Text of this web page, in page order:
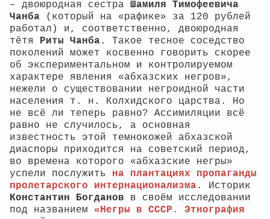
– двоюродная сестра Шамиля Тимофеевича
Чанба (который на «рафике» за 120 рублей
работал) и, соответственно, двоюродная
тётя Риты Чанба. Такое тесное соседство
поколений может косвенно говорить скорее
об экспериментальном и контролируемом
характере явления «абхазских негров»,
нежели о существовании негроидной части
населения т. н. Колхидского царства. Но
не всё ли теперь равно? Ассимиляции всё
равно не случилось, а основная
известность этой темнокожей абхазской
диаспоры приходится на советский период,
во времена которого «абхазские негры»
успели послужить на плантациях пропаганды
пролетарского интернационализма. Историк
Константин Богданов в своём исследовании
под названием «Негры в СССР. Этнография